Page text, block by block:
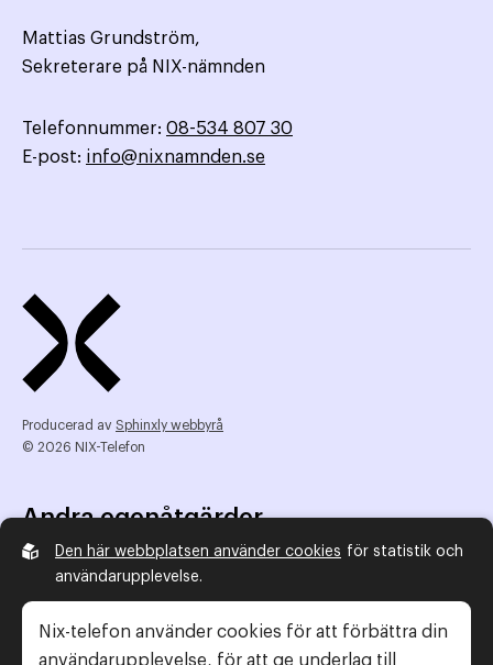
Mattias Grundström,
Sekreterare på NIX-nämnden
Telefonnummer: 08-534 807 30
E-post: info@nixnamnden.se
Producerad av Sphinxly webbyrå
© 2026 NIX-Telefon
Andra egenåtgärder
NIX Telefon
NIX addresserat
Reklamombudsmannen
Konsumentverket
Den här webbplatsen använder cookies för statistik och
användarupplevelse.
Nix-telefon använder cookies för att förbättra din
användarupplevelse, för att ge underlag till